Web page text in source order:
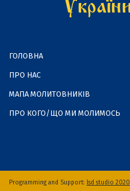
ГОЛОВНА
ПРО НАС
МАПА МОЛИТОВНИКІВ
ПРО КОГО/ЩО МИ МОЛИМОСЬ
Programming and Support: lsd studio 2020